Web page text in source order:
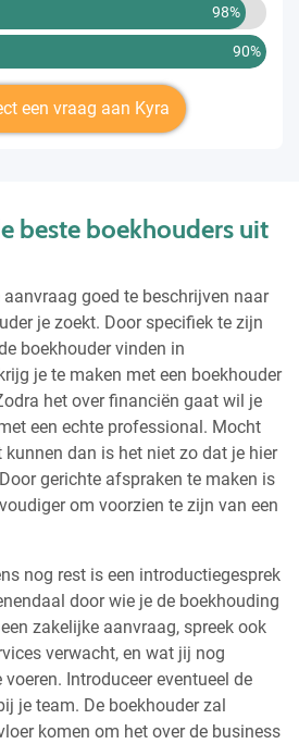
98%
90%
een vraag aan Kyra
beste boekhouders uit
goed te beschrijven naar
je zoekt. Door specifiek te zijn
boekhouder vinden in
je te maken met een boekhouder
het over financiën gaat wil je
een echte professional. Mocht
kunnen dan is het niet zo dat je hier
gerichte afspraken te maken is
om voorzien te zijn van een
nog rest is een introductiegesprek
door wie je de boekhouding
zakelijke aanvraag, spreek ook
verwacht, en wat jij nog
Introduceer eventueel de
je team. De boekhouder zal
komen om het over de business